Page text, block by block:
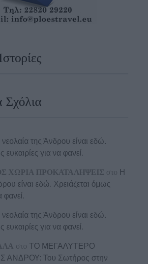
νεολαία της Άνδρου είναι εδώ.
ευκαιρίες για να φανεί.
ΧΩΡΙΑ ΠΡΟΚΑΤΑΛΗΨΕΙΣ στο Η
είναι εδώ. Χρειάζεται όμως
φανεί.
νεολαία της Άνδρου είναι εδώ.
ευκαιρίες για να φανεί.
στο ΤΟ ΜΕΓΑΛΥΤΕΡΟ
ΑΝΔΡΟΥ: Του Σωτήρος στην